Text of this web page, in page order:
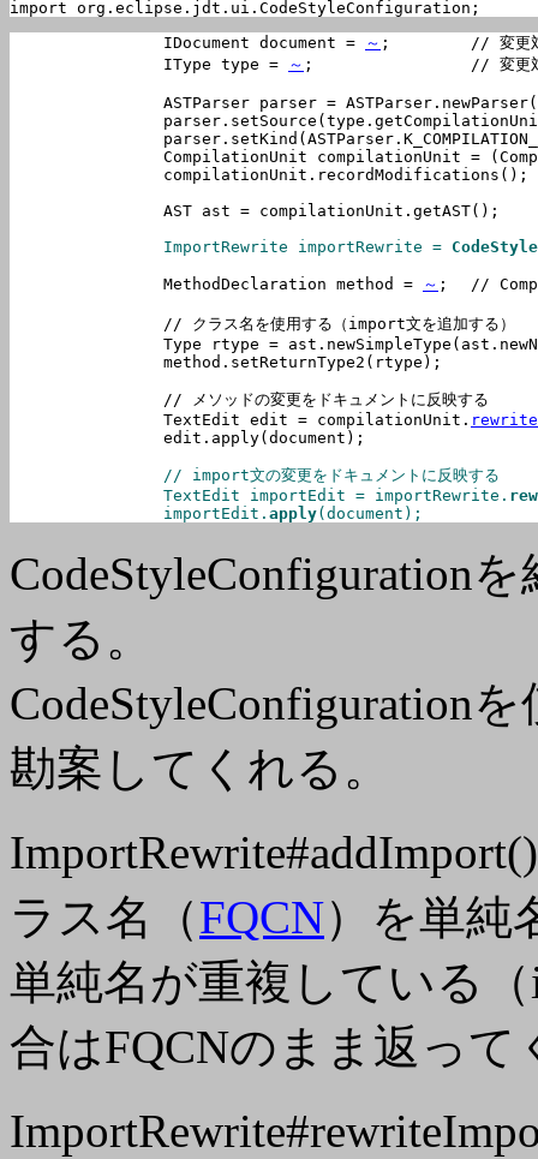
import org.eclipse.jdt.ui.CodeStyleConfiguration;
		IDocument document =
～ ;	// 変更対象のソースのIDocument
		IType type =
～ ;        	// 変更対象のクラス
		ImportRewrite importRewrite =
		MethodDeclaration method =
～ ;	// CompilationUnitから変更対象のメソッドを取得
Type rtype =
		TextEdit edit = compilationUnit.
rewrite
		TextEdit importEdit = importRewrite.
		importEdit.
apply(document);
CodeStyleConfiguration
する。
CodeStyleConfiguration
勘案してくれる。
ラス名（FQCN）を単純
単純名が重複している
合はFQCNのまま返って